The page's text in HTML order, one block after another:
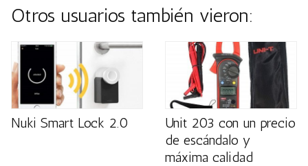
Otros usuarios también vieron:
Nuki Smart Lock 2.0
Unit 203 con un precio
de escándalo y
máxima calidad